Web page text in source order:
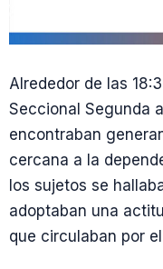
Alrededor de las
Seccional Segunda
encontraban
cercana a la
los sujetos se
adoptaban una
que circulaban por